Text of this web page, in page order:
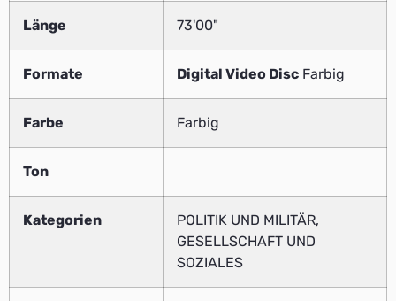
Länge 73'00"
Formate Digital Video Disc Farbig
Farbe Farbig
Ton
Kategorien
POLITIK UND MILITÄR,
GESELLSCHAFT UND
SOZIALES